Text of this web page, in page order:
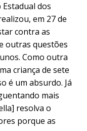
Estadual dos
em 27 de
contra as
outras questões
Como outra
criança de sete
é um absurdo. Já
mais
resolva o
porque as